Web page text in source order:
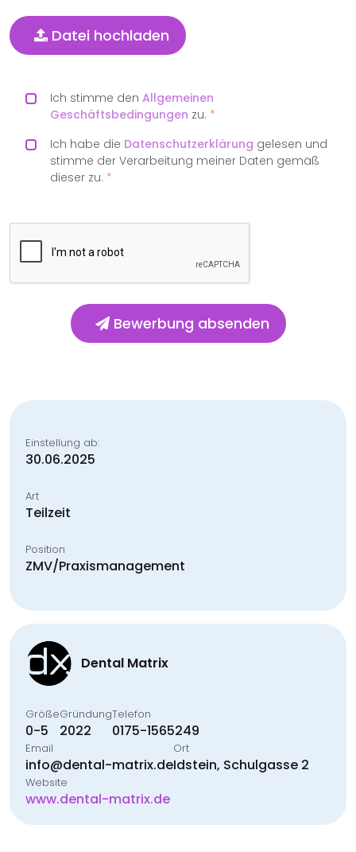
Datei hochladen
Ich stimme den Allgemeinen
Geschäftsbedingungen zu. *
Ich habe die Datenschutzerklärung gelesen und
stimme der Verarbeitung meiner Daten gemäß
dieser zu. *
Bewerbung absenden
Einstellung ab:
30.06.2025
Art
Teilzeit
Position
ZMV/Praxismanagement
Dental Matrix
Größe
0-5
Gründung
2022
Telefon
0175-1565249
Email
info@dental-matrix.de
Ort
Idstein, Schulgasse 2
Website
www.dental-matrix.de